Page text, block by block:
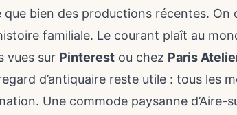
bien des productions récentes. On
familiale. Le courant plaît au
vues sur Pinterest ou chez Paris
d’antiquaire reste utile : tous les
Une commode paysanne d’Aire-